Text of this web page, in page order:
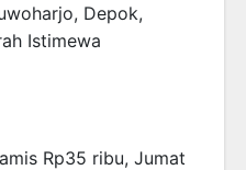
Depok,
Istimewa
Rp35 ribu, Jumat